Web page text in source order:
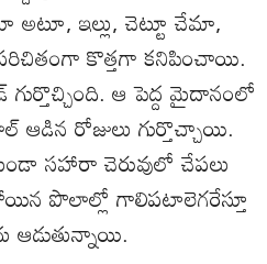
ఇల్లు, చెట్టూ చేమా,
కొత్తగా కనిపించాయి.
ఆ పెద్ద మైదానంలో
రోజులు గుర్తొచ్చాయి.
సహారా చెరువులో చేపలు
పొలాల్లో గాలిపటాలెగరేస్తూ
ఆడుతున్నాయి.